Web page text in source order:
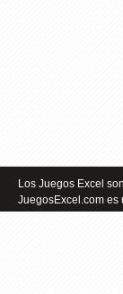
Los Juegos Excel
JuegosExcel.com es